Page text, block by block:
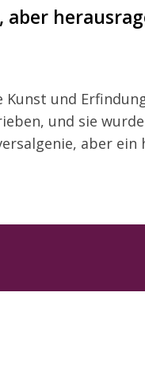
und
und sie
aber ein